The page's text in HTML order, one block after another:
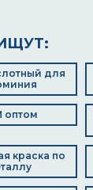
для
оптом
краска по